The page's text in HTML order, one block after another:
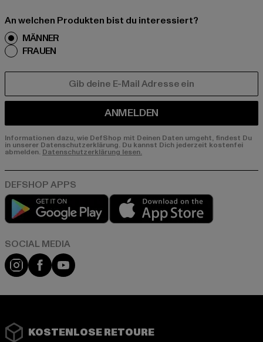
An welchen Produkten bist du interessiert?
MÄNNER
FRAUEN
ANMELDEN
Informationen dazu, wie DefShop mit Deinen Daten umgeht, findest Du
in unserer Datenschutzerklärung. Du kannst Dich jederzeit kostenfei
abmelden. Datenschutzerklärung lesen.
Play market
Instagram
FacebookYouTube
KOSTENLOSE RETOURE